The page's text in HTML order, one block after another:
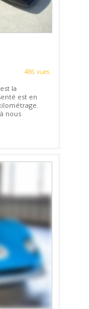
486 vues
la
est en
nous